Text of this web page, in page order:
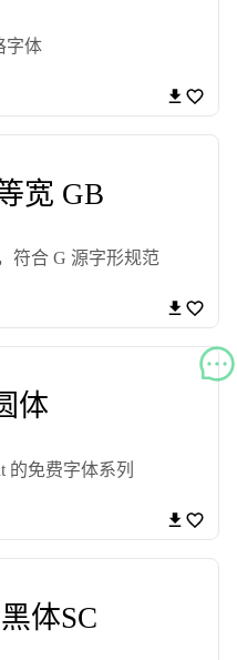
字体
宽 GB
符合 G 源字形规范
体
的免费字体系列
体SC